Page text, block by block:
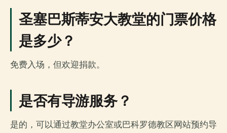
圣塞巴斯蒂安大教堂的门票价格
是多少？
免费入场，但欢迎捐款。
是否有导游服务？
是的，可以通过教堂办公室或巴科罗德教区网站预约导